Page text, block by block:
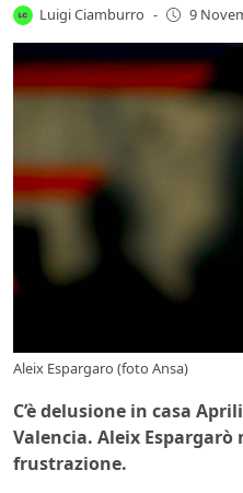
Luigi Ciamburro - 9
Aleix Espargaro (foto Ansa)
C’è delusione in casa
Valencia. Aleix Espargarò
frustrazione.